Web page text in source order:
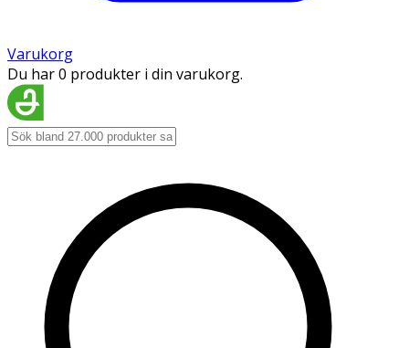
Varukorg
Du har 0 produkter i din varukorg.